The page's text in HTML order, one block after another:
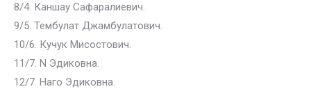
8/4. Каншау Сафаралиевич.
9/5. Тембулат Джамбулатович.
10/6. Кучук Мисостович.
11/7. N Эдиковна.
12/7. Наго Эдиковна.